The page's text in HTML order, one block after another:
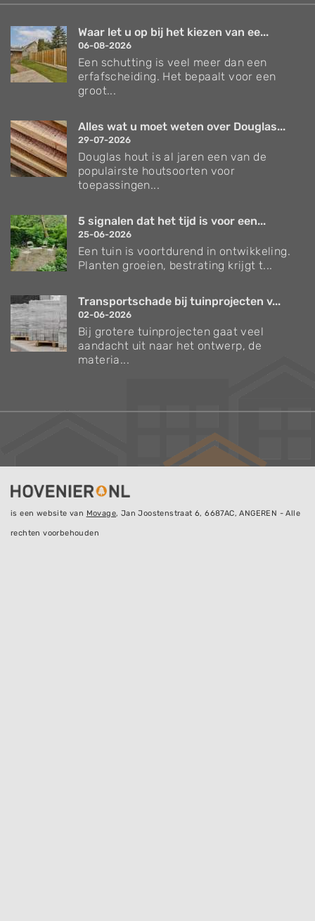
Waar let u op bij het kiezen van ee...
06-08-2026
Een schutting is veel meer dan een
erfafscheiding. Het bepaalt voor een
groot...
Alles wat u moet weten over Douglas...
29-07-2026
Douglas hout is al jaren een van de
populairste houtsoorten voor
toepassingen...
5 signalen dat het tijd is voor een...
25-06-2026
Een tuin is voortdurend in ontwikkeling.
Planten groeien, bestrating krijgt t...
Transportschade bij tuinprojecten v...
02-06-2026
Bij grotere tuinprojecten gaat veel
aandacht uit naar het ontwerp, de
materia...
is een website van Movage, Jan Joostenstraat 6, 6687AC, ANGEREN - Alle
rechten voorbehouden